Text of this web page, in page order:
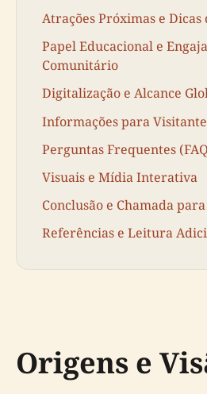
Atrações Próximas e Dicas
Papel Educacional e
Comunitário
Digitalização e Alcance
Informações para
Perguntas Frequentes
Visuais e Mídia Interativa
Conclusão e Chamada
Referências e Leitura
Origens e